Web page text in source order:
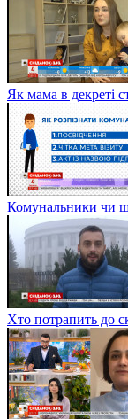
Як мама в декреті
Комунальники чи
Хто потрапить до